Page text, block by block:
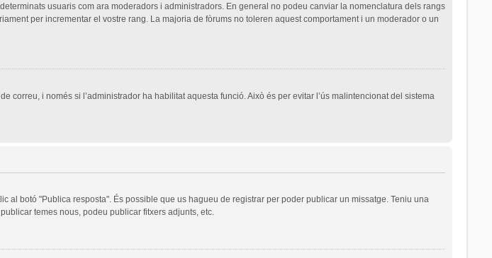
usuaris com ara moderadors i administradors. En general no podeu canviar la nomenclatura dels rangs
per incrementar el vostre rang. La majoria de fòrums no toleren aquest comportament i un moderador o un
i només si l’administrador ha habilitat aquesta funció. Això és per evitar l’ús malintencionat del sistema
al botó "Publica resposta". És possible que us hagueu de registrar per poder publicar un missatge. Teniu una
temes nous, podeu publicar fitxers adjunts, etc.